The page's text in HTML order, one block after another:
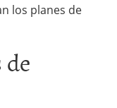
empresas
para pymes
propia
los planes de